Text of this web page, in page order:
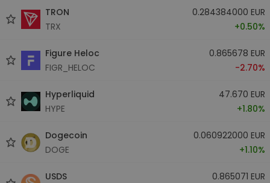
TRON
TRX
0.284384000 EUR
+0.50%
Figure Heloc
FIGR_HELOC
0.865678 EUR
-2.70%
Hyperliquid
HYPE
47.670 EUR
+1.80%
Dogecoin
DOGE
0.060922000 EUR
+1.10%
USDS
0.865071 EUR